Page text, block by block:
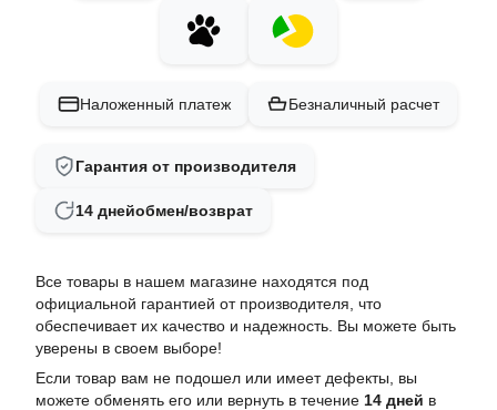
Наложенный платеж Безналичный расчет
Гарантия от производителя
14 днейобмен/возврат
Все товары в нашем магазине находятся под
официальной гарантией от производителя, что
обеспечивает их качество и надежность. Вы можете быть
уверены в своем выборе!
Если товар вам не подошел или имеет дефекты, вы
можете обменять его или вернуть в течение 14 дней в